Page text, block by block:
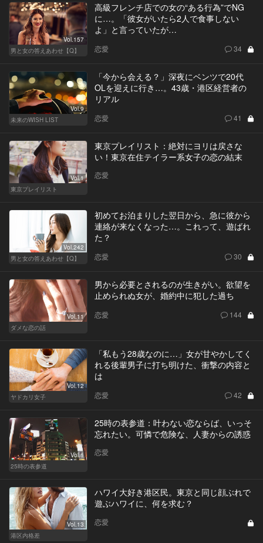
Vol.157
男と女の答えあわせ【Q】
高級フレンチ店での女の“ある行為”でNG
に…。「彼女がいたら2人で食事しない
よ」と言っていたが…
恋愛 34
Vol.9
未来のWISH LIST
「今から会える？」深夜にベンツで20代
OLを迎えに行き…。43歳・港区経営者の
リアル
恋愛 41
Vol.1
東京プレイリスト
東京プレイリスト：絶対にヨリは戻さな
い！東京在住テイラー系女子の恋の結末
恋愛
Vol.242
男と女の答えあわせ【Q】
初めてお泊まりした翌日から、急に彼から
連絡が来なくなった…。これって、遊ばれ
た？
恋愛 30
Vol.11
ダメな恋の話
男から必要とされるのが生きがい。欲望を
止められぬ女が、婚約中に犯した過ち
恋愛 144
Vol.12
ヤドカリ女子
「私もう28歳なのに…」女が甘やかしてく
れる後輩男子に打ち明けた、衝撃の内容と
は
恋愛 42
Vol.1
25時の表参道
25時の表参道：叶わない恋ならば、いっそ
忘れたい。可憐で危険な、人妻からの誘惑
恋愛
Vol.13
港区内格差
ハワイ大好き港区民。東京と同じ顔ぶれで
遊ぶハワイに、何を求む？
恋愛